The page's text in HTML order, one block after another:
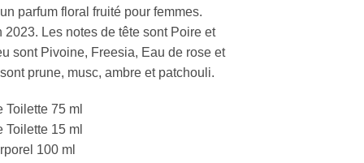
parfum floral fruité pour femmes.
Les notes de tête sont Poire et
sont Pivoine, Freesia, Eau de rose et
prune, musc, ambre et patchouli.
75 ml
15 ml
100 ml